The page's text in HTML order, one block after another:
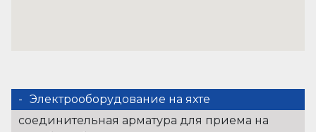
Электрооборудование на яхте
соединительная арматура для приема на